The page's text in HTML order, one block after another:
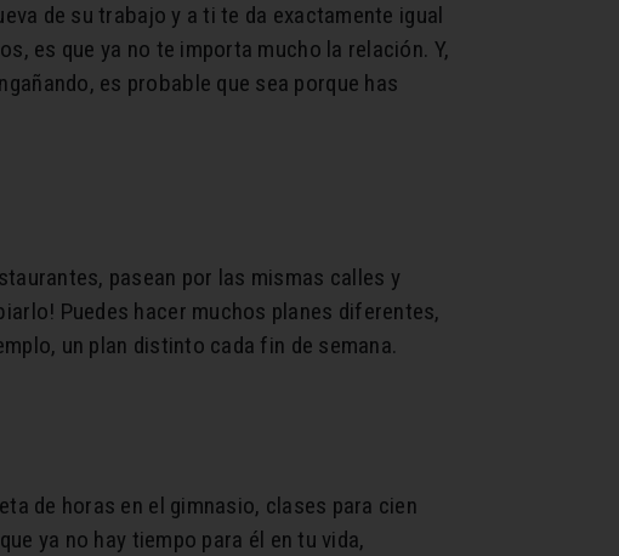
de su trabajo y a ti te da exactamente igual
es que ya no te importa mucho la relación. Y,
es probable que sea porque has
pasean por las mismas calles y
Puedes hacer muchos planes diferentes,
un plan distinto cada fin de semana.
de horas en el gimnasio, clases para cien
ya no hay tiempo para él en tu vida,